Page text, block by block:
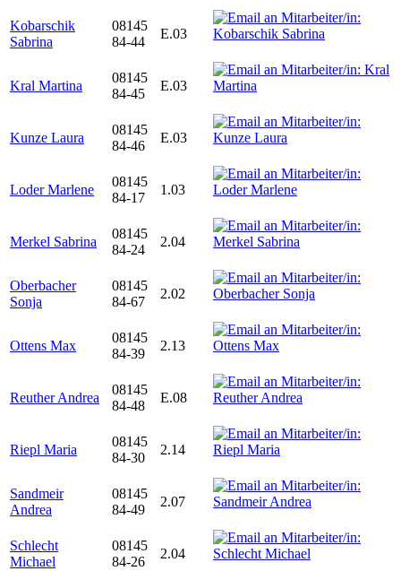
Kobarschik
Sabrina
08145
84-44
E.03
Kral Martina
08145
84-45
E.03
Kunze Laura
08145
84-46
E.03
Loder Marlene
08145
84-17
1.03
Merkel Sabrina
08145
84-24
2.04
Oberbacher
Sonja
08145
84-67
2.02
Ottens Max
08145
84-39
2.13
Reuther Andrea
08145
84-48
E.08
Riepl Maria
08145
84-30
2.14
Sandmeir
Andrea
08145
84-49
2.07
Schlecht
Michael
08145
84-26
2.04